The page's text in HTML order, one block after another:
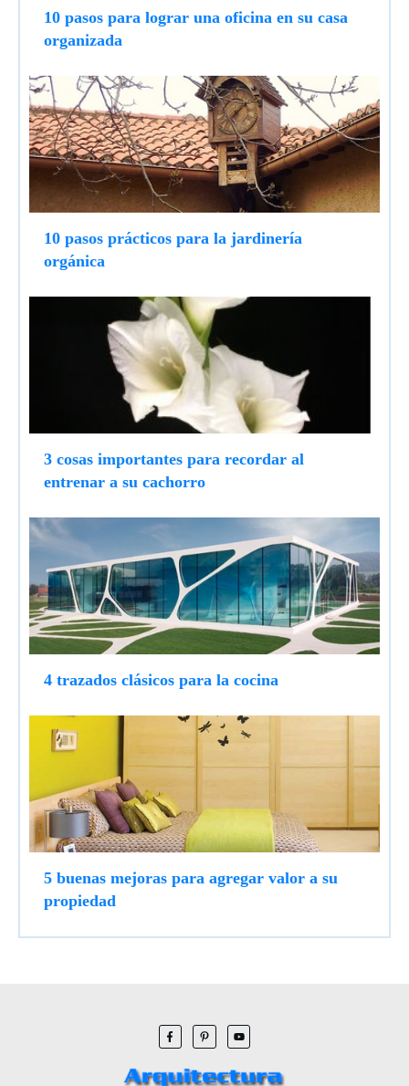
10 pasos para lograr una oficina en su casa
organizada
10 pasos prácticos para la jardinería
orgánica
3 cosas importantes para recordar al
entrenar a su cachorro
4 trazados clásicos para la cocina
5 buenas mejoras para agregar valor a su
propiedad